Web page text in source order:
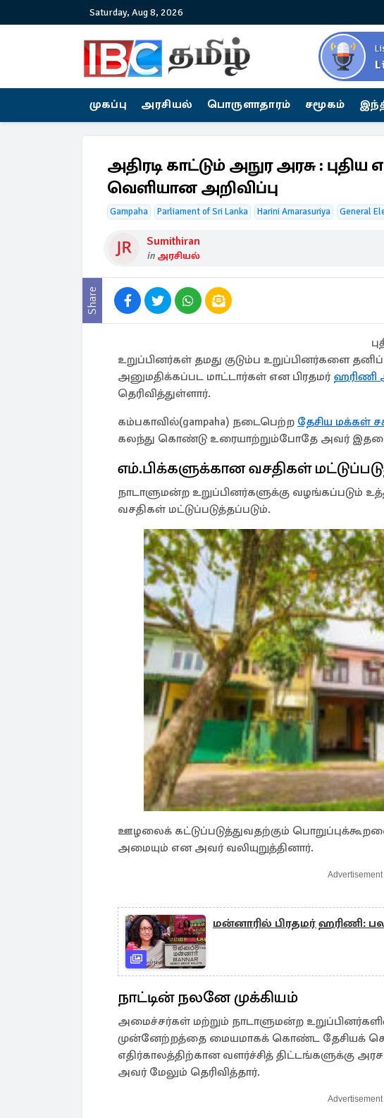
Saturday, Aug 8, 2026
முகப்பு அரசியல் பொருளாதாரம் சமூகம்
அதிரடி காட்டும் அநுர அரசு :
வெளியான அறிவிப்பு
Gampaha Parliament of Sri Lanka Harini Amarasuriya General
Sumithiran
in அரசியல்
Share
உறுப்பினர்கள் தமது குடும்ப உறுப்பினர்களை
அனுமதிக்கப்பட மாட்டார்கள் என பிரதமர் ஹரிணி
தெரிவித்துள்ளார்.
கம்பகாவில்(gampaha) நடைபெற்ற தேசிய மக்கள்
கலந்து கொண்டு உரையாற்றும்போதே அவர்
எம்.பிக்களுக்கான வசதிகள்
நாடாளுமன்ற உறுப்பினர்களுக்கு வழங்கப்படும்
வசதிகள் மட்டுப்படுத்தப்படும்.
ஊழலைக் கட்டுப்படுத்துவதற்கும்
அமையும் என அவர் வலியுறுத்தினார்.
Advertisement
மன்னாரில் பிரதமர் ஹரிணி:
நாட்டின் நலனே முக்கியம்
அமைச்சர்கள் மற்றும் நாடாளுமன்ற
முன்னேற்றத்தை மையமாகக் கொண்ட தேசியக்
எதிர்காலத்திற்கான வளர்ச்சித் திட்டங்களுக்கு
அவர் மேலும் தெரிவித்தார்.
Advertisement